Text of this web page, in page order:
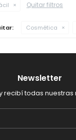
Quitar filtros
Cosmética
Newsletter
recibí todas